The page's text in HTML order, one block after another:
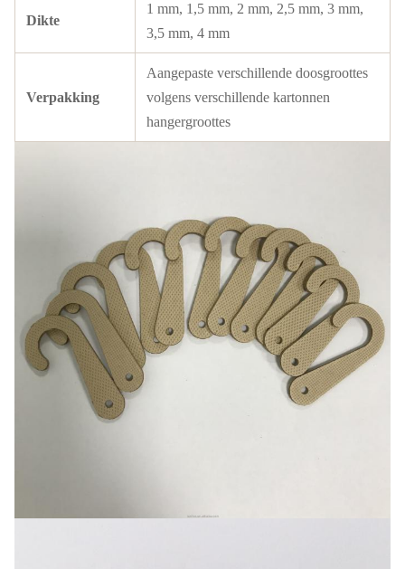
Dikte
1 mm, 1,5 mm, 2 mm, 2,5 mm, 3 mm,
3,5 mm, 4 mm
Verpakking
Aangepaste verschillende doosgroottes
volgens verschillende kartonnen
hangergroottes